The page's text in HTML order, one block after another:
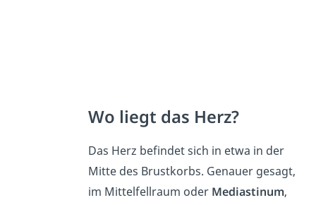
Wo liegt das Herz?
Das Herz befindet sich in etwa in der
Mitte des Brustkorbs. Genauer gesagt,
im Mittelfellraum oder Mediastinum,